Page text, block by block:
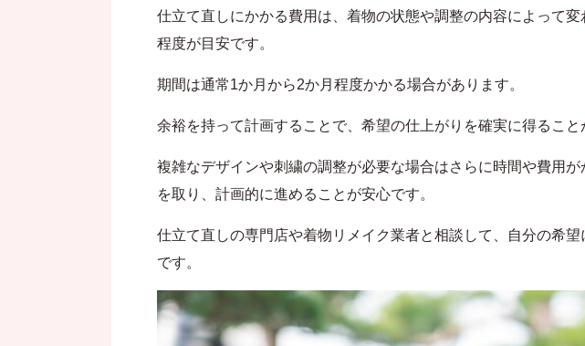
仕立て直しにかかる費用は、着物の状態や調整の内容によって
程度が目安です。
期間は通常1か月から2か月程度かかる場合があります。
余裕を持って計画することで、希望の仕上がりを確実に得ること
複雑なデザインや刺繍の調整が必要な場合はさらに時間や費用
を取り、計画的に進めることが安心です。
仕立て直しの専門店や着物リメイク業者と相談して、自分の希
です。